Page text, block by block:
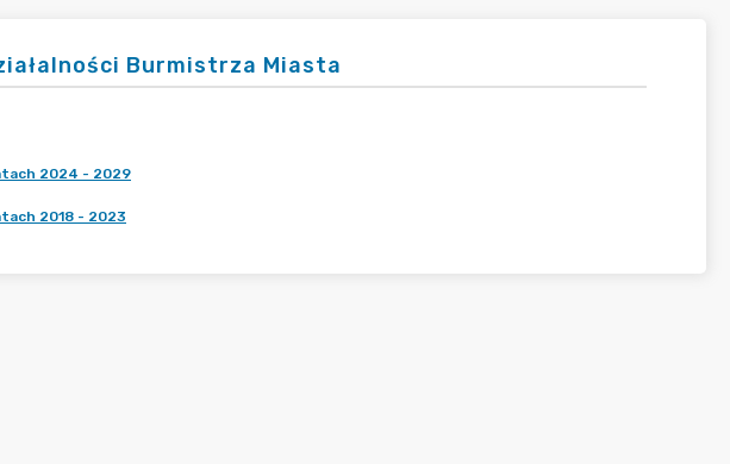
Burmistrza Miasta
2024 - 2029
2018 - 2023